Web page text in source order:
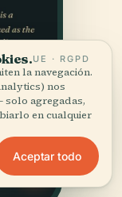
UE · RGPD
la navegación.
nos
solo agregadas,
en cualquier
Aceptar todo